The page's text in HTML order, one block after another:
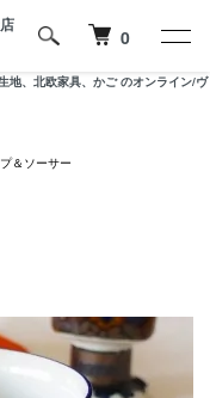
地、北欧家具、かご のオンライン/ヴ
0
＆ソーサー